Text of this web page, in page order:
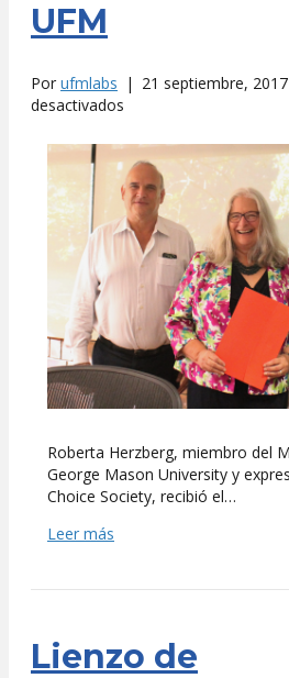
UFM
Por ufmlabs | 21 septiembre, 2017
desactivados
Herzberg,
nueva
profesora
honoraria
de
UFM
Roberta Herzberg, miembro del
George Mason University y
Choice Society, recibió el…
Leer más
Lienzo de